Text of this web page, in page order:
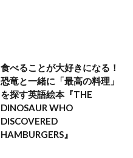
食べることが大好きになる！
恐竜と一緒に「最高の料理」
を探す英語絵本『THE
DINOSAUR WHO
DISCOVERED
HAMBURGERS』